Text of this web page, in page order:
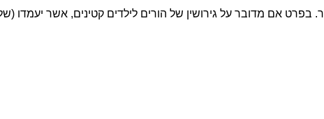
בפרט אם מדובר על גירושין של הורים לילדים קטינים, אשר יעמדו